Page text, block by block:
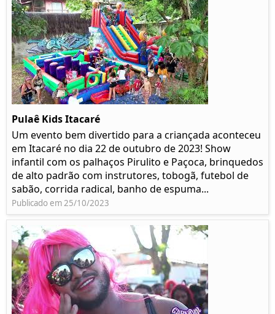
Pulaê Kids Itacaré
Um evento bem divertido para a criançada aconteceu
em Itacaré no dia 22 de outubro de 2023! Show
infantil com os palhaços Pirulito e Paçoca, brinquedos
de alto padrão com instrutores, tobogã, futebol de
sabão, corrida radical, banho de espuma...
Publicado em 25/10/2023